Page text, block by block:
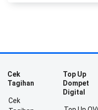
Cek
Tagihan
Cek
Top Up
Dompet
Digital